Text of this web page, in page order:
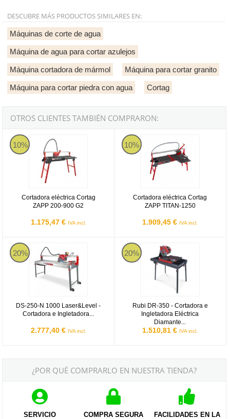
DESCUBRE MÁS PRODUCTOS SIMILARES EN:
Máquinas de corte de agua
Máquina de agua para cortar azulejos
Máquina cortadora de mármol Máquina para cortar granito
Máquina para cortar piedra con agua Cortag
OTROS CLIENTES TAMBIÉN COMPRARON:
10%
Cortadora eléctrica Cortag
ZAPP 200-900 G2
1.175,47 € IVA incl.
Cortadora eléctrica Cortag ZAPP 200-900 G2
10%
Cortadora eléctrica Cortag
ZAPP TITAN-1250
1.909,45 € IVA incl.
Cortadora eléctrica Cortag ZAPP
20%
DS-250-N 1000 Laser&Level -
Cortadora e Ingletadora...
2.777,40 € IVA incl.
DS-250-N 1000 Laser&Level - Cortadora e Ingletadora Eléctrica
20%
Rubi DR-350 - Cortadora e
Ingletadora Eléctrica
Diamante...
1.510,81 € IVA incl.
Rubi DR-350 - Cortadora e
¿POR QUÉ COMPRARLO EN NUESTRA TIENDA?
SERVICIO
COMPRA SEGURA
FACILIDADES EN LA